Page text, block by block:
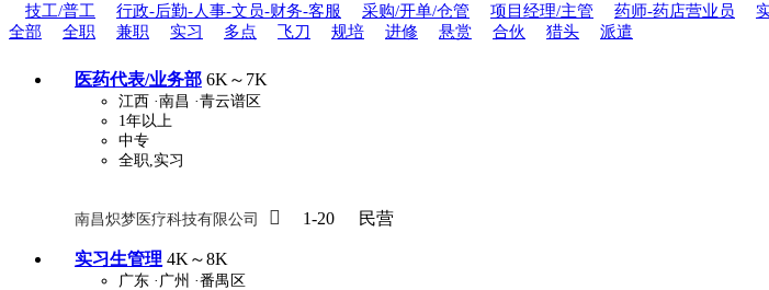
五险 住房公积金 补充医疗保险 企业年金 绩效奖金
法定节假日三薪 工龄奖
晋升与政策
技工/普工
行政-后勤-人事-文员-财务-客服 采购/开单/仓管 项目经理/主管 药师-药店营业员
全部
全职 兼职 实习 多点 飞刀 规培 进修 悬赏 合伙 猎头 派遣
医药代表/业务部 6K～7K
江西 ·南昌 ·青云谱区
1年以上
中专
全职,实习
南昌炽梦医疗科技有限公司  1-20
民营
实习生管理 4K～8K
广东 ·广州 ·番禺区